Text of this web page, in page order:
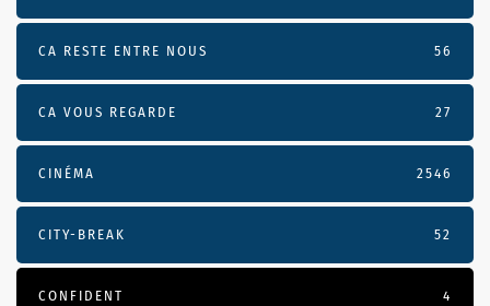
CA RESTE ENTRE NOUS 56
CA VOUS REGARDE 27
CINÉMA 2546
CITY-BREAK 52
CONFIDENT 4